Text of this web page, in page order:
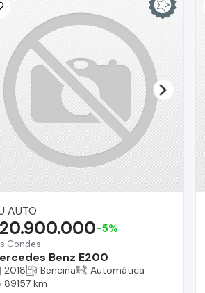
AUTO
Condes
Benz E200
-5%
2018 Bencina
Automática
89157 km